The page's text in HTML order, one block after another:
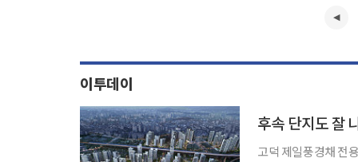
이투데이
후속 단지도 잘
고덕 제일풍경채 전